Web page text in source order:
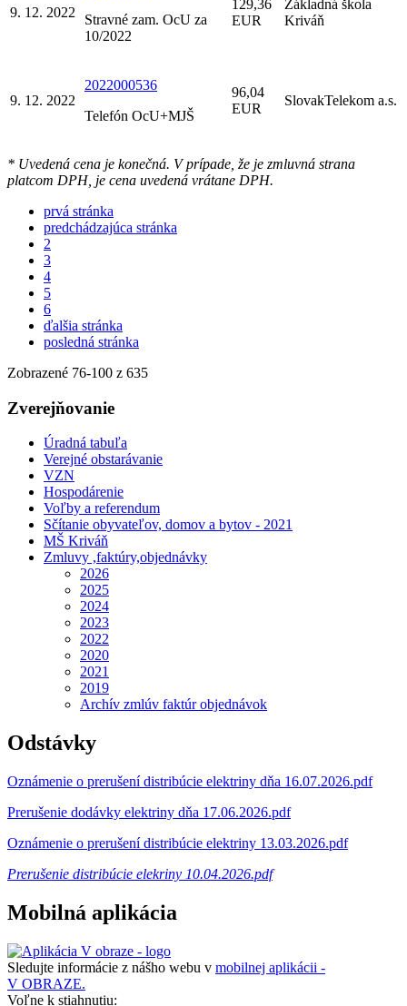
9. 12. 2022
Stravné zam. OcU za
10/2022
129,36
EUR
Základná škola
Kriváň
9. 12. 2022
2022000536
Telefón OcU+MJŠ
96,04
EUR
SlovakTelekom a.s.
* Uvedená cena je konečná. V prípade, že je zmluvná strana
platcom DPH, je cena uvedená vrátane DPH.
prvá stránka
predchádzajúca stránka
2
3
4
5
6
ďalšia stránka
posledná stránka
Zobrazené 76-100 z 635
Zverejňovanie
Úradná tabuľa
Verejné obstarávanie
VZN
Hospodárenie
Voľby a referendum
Sčítanie obyvateľov, domov a bytov - 2021
MŠ Kriváň
Zmluvy ,faktúry,objednávky
2026
2025
2024
2023
2022
2020
2021
2019
Archív zmlúv faktúr objednávok
Odstávky
Oznámenie o prerušení distribúcie elektriny dňa 16.07.2026.pdf
Prerušenie dodávky elektriny dňa 17.06.2026.pdf
Oznámenie o prerušení distribúcie elektriny 13.03.2026.pdf
Prerušenie distribúcie elekriny 10.04.2026.pdf
Mobilná aplikácia
Sledujte informácie z nášho webu v mobilnej aplikácii -
V OBRAZE.
Voľne k stiahnutiu: